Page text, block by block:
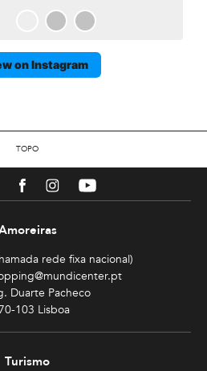
on Instagram
TOPO
FacebookInstagramYoutube
rede fixa nacional)
Duarte Pacheco
103 Lisboa
Turismo